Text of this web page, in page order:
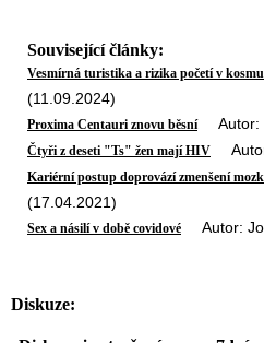
Související články:
Vesmírná turistika a rizika početí v kosmu
(11.09.2024)
Proxima Centauri znovu běsníAutor:
Čtyři z deseti "Ts" žen mají HIV
Kariérní postup doprovází zmenšení
(17.04.2021)
Sex a násilí v době covidové Autor:
Diskuze: